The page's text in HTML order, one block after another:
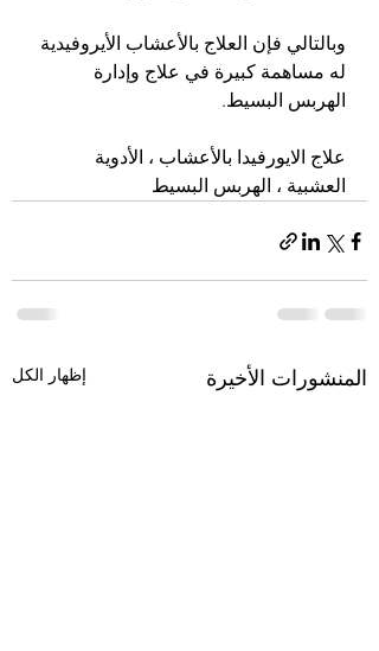
وبالتالي فإن العلاج بالأعشاب الأيروفيدية
له مساهمة كبيرة في علاج وإدارة
الهربس البسيط.
علاج الايورفيدا بالأعشاب ، الأدوية
العشبية ، الهربس البسيط
المنشورات الأخيرة إظهار الكل